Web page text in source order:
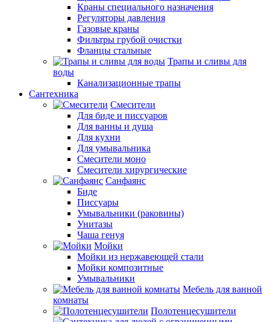
Краны специального назначения
Регуляторы давления
Газовые краны
Фильтры грубой очистки
Фланцы стальные
Трапы и сливы для
воды
Канализационные трапы
Сантехника
Смесители
Для биде и писсуаров
Для ванны и душа
Для кухни
Для умывальника
Смесители моно
Смесители хирургические
Санфаянс
Биде
Писсуары
Умывальники (раковины)
Унитазы
Чаша генуя
Мойки
Мойки из нержавеющей стали
Мойки композитные
Умывальники
Мебель для ванной
комнаты
Полотенцесушители